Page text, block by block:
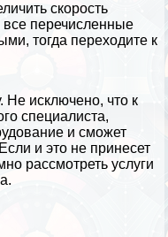
скорость
все перечисленные
тогда переходите к
Не исключено, что к
специалиста,
и сможет
и это не принесет
рассмотреть услуги